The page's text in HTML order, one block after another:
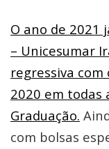
O ano de 2021
– Unicesumar
regressiva
2020 em todas
Graduação.
com bolsas